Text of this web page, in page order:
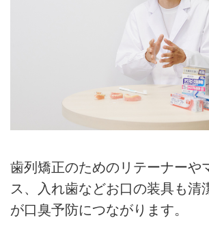
歯列矯正のためのリテーナーや
ス、入れ歯などお口の装具も清
が口臭予防につながります。